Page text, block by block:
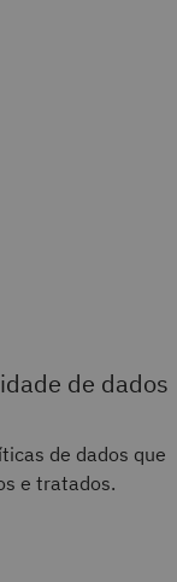
de dados
de dados que
e tratados.